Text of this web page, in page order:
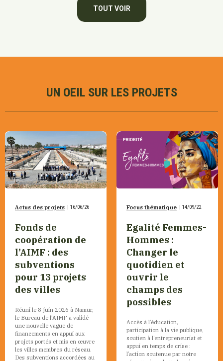
TOUT VOIR
UN OEIL SUR LES PROJETS
Actus des projets 16/06/26
Fonds de
coopération de
l’AIMF : des
subventions
pour 13 projets
des villes
Réuni le 8 juin 2026 à Namur,
le Bureau de l’AIMF a validé
une nouvelle vague de
financements en appui aux
projets portés et mis en œuvre
les villes membres du réseau.
Des subventions accordées au
Focus thématique 14/09/22
Egalité Femmes-
Hommes :
Changer le
quotidien et
ouvrir le
champs des
possibles
Accès à l’éducation,
participation à la vie publique,
soutien à l’entrepreneuriat et
appui en temps de crise :
l’action soutenue par notre